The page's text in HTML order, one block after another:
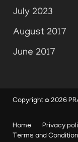
July 2023
August 2017
June 2017
Copyright © 2026
Home Privacy
Terms and